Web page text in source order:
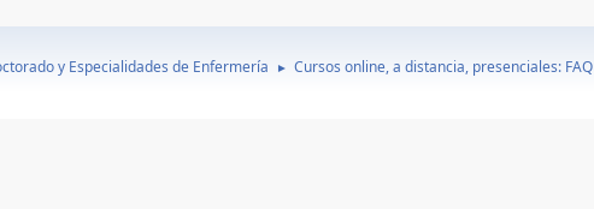
y Especialidades de Enfermería ► Cursos online, a distancia, presenciales: FAQ